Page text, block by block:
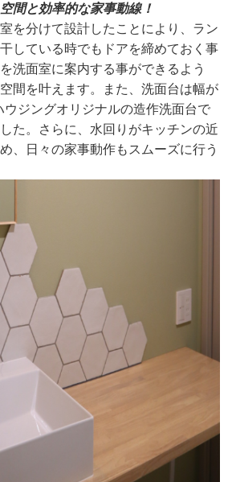
間と効率的な家事動線！
を分けて設計したことにより、ラン
している時でもドアを締めておく事
洗面室に案内する事ができるよう
間を叶えます。また、洗面台は幅が
ウジングオリジナルの造作洗面台で
た。さらに、水回りがキッチンの近
、日々の家事動作もスムーズに行う